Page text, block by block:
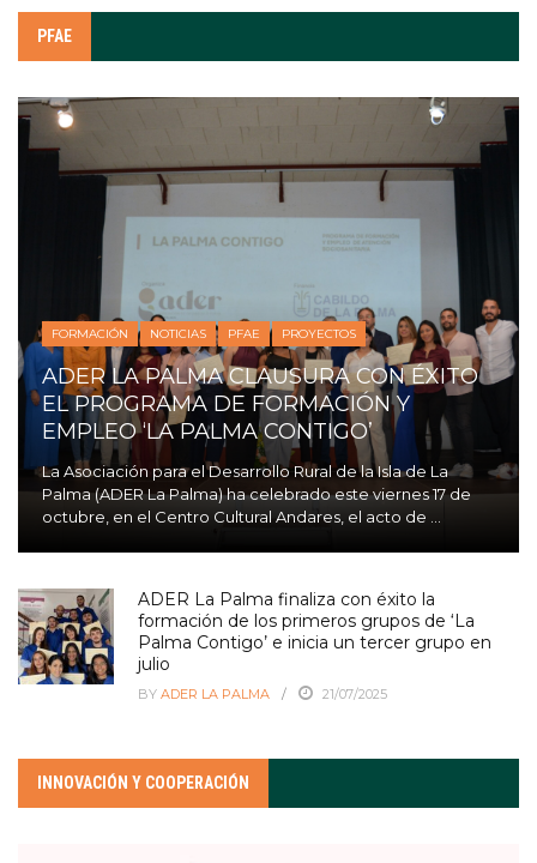
PFAE
FORMACIÓN NOTICIAS PFAE PROYECTOS
ADER LA PALMA CLAUSURA CON ÉXITO
EL PROGRAMA DE FORMACIÓN Y
EMPLEO ‘LA PALMA CONTIGO’
La Asociación para el Desarrollo Rural de la Isla de La
Palma (ADER La Palma) ha celebrado este viernes 17 de
octubre, en el Centro Cultural Andares, el acto de ...
ADER La Palma finaliza con éxito la
formación de los primeros grupos de ‘La
Palma Contigo’ e inicia un tercer grupo en
julio
BY ADER LA PALMA 21/07/2025
INNOVACIÓN Y COOPERACIÓN